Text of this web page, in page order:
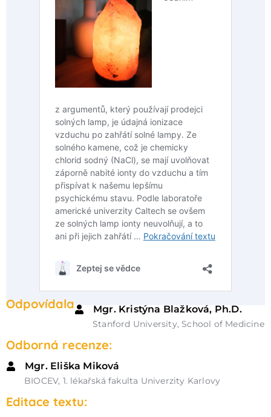
Odpovídala Mgr. Kristýna Blažková, Ph.D.
Stanford University, School of Medicine
Odborná recenze:
Mgr. Eliška Miková
BIOCEV, 1. lékařská fakulta Univerzity Karlovy
Editace textu: